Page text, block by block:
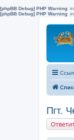
[phpBB Debug] PHP Warning:
[phpBB Debug] PHP Warning:
Пгт.